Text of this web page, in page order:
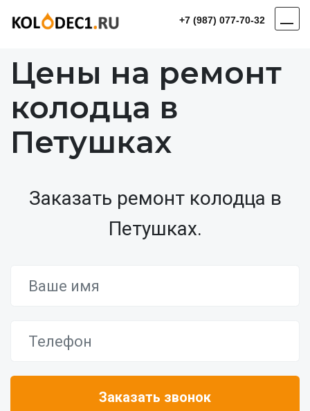
+7 (987) 077-70-32
Цены на ремонт
колодца в
Петушках
Заказать ремонт колодца в
Петушках.